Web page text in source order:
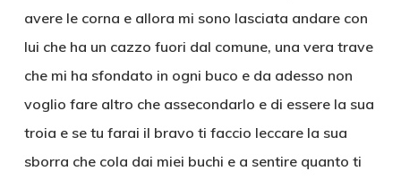
avere le corna e allora mi sono lasciata andare con
lui che ha un cazzo fuori dal comune, una vera trave
che mi ha sfondato in ogni buco e da adesso non
voglio fare altro che assecondarlo e di essere la sua
troia e se tu farai il bravo ti faccio leccare la sua
sborra che cola dai miei buchi e a sentire quanto ti